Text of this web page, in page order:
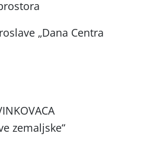
„Dana Centra
zemaljske“